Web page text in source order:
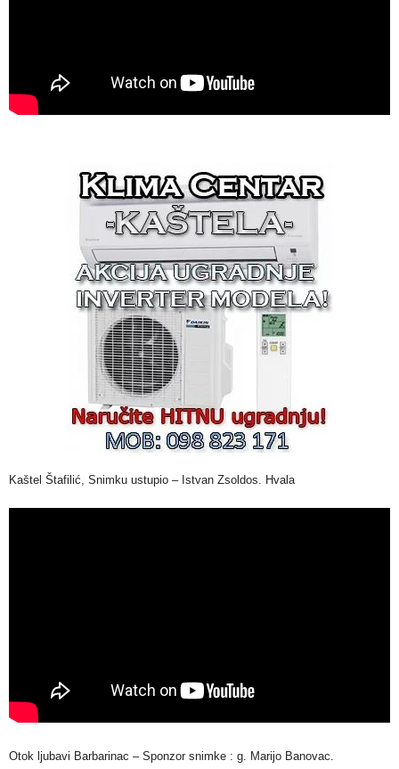
Kaštel Štafilić, Snimku ustupio – Istvan Zsoldos. Hvala
Otok ljubavi Barbarinac – Sponzor snimke : g. Marijo Banovac.